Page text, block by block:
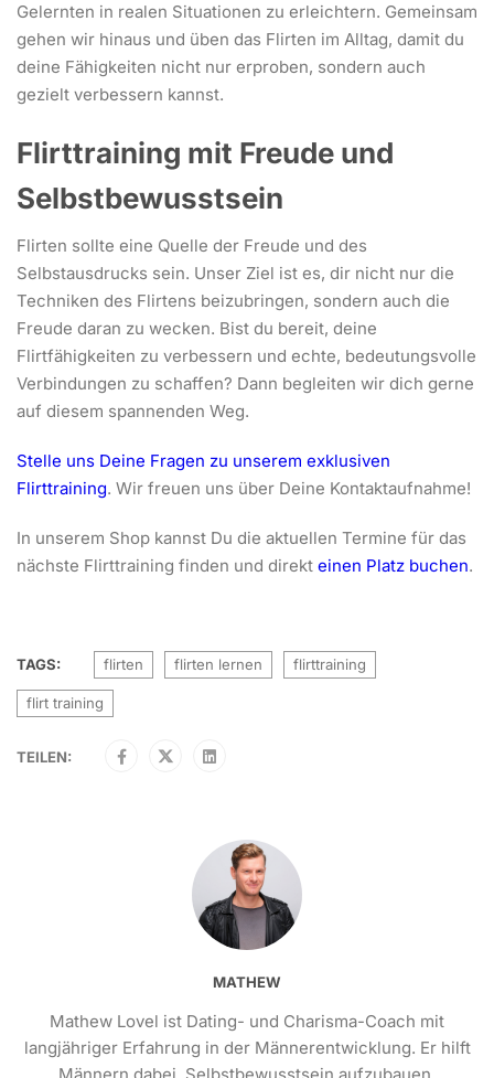
Gelernten in realen Situationen zu erleichtern. Gemeinsam
gehen wir hinaus und üben das Flirten im Alltag, damit du
deine Fähigkeiten nicht nur erproben, sondern auch
gezielt verbessern kannst.
Flirttraining mit Freude und
Selbstbewusstsein
Flirten sollte eine Quelle der Freude und des
Selbstausdrucks sein. Unser Ziel ist es, dir nicht nur die
Techniken des Flirtens beizubringen, sondern auch die
Freude daran zu wecken. Bist du bereit, deine
Flirtfähigkeiten zu verbessern und echte, bedeutungsvolle
Verbindungen zu schaffen? Dann begleiten wir dich gerne
auf diesem spannenden Weg.
Stelle uns Deine Fragen zu unserem exklusiven
Flirttraining. Wir freuen uns über Deine Kontaktaufnahme!
In unserem Shop kannst Du die aktuellen Termine für das
nächste Flirttraining finden und direkt einen Platz buchen.
TAGS: flirten flirten lernen flirttraining
flirt training
TEILEN:
MATHEW
Mathew Lovel ist Dating- und Charisma-Coach mit
langjähriger Erfahrung in der Männerentwicklung. Er hilft